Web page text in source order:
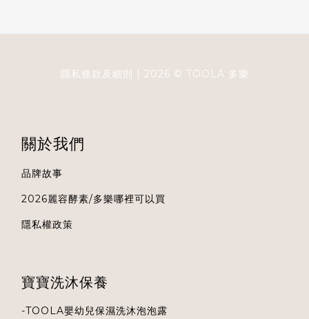
隱私條款及細則 | 2026 © TOOLA 多樂
關於我們
品牌故事
2026麗容酵素/多樂哪裡可以買
隱私權政策
寶寶洗沐保養
-TOOLA嬰幼兒保濕洗沐泡泡露